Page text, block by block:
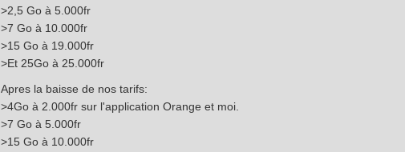
>2,5 Go à 5.000fr
>7 Go à 10.000fr
>15 Go à 19.000fr
>Et 25Go à 25.000fr
Apres la baisse de nos tarifs:
>4Go à 2.000fr sur l'application Orange et moi.
>7 Go à 5.000fr
>15 Go à 10.000fr